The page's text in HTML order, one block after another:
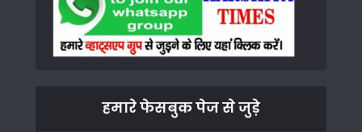
हमारे फेसबुक पेज से जुड़े